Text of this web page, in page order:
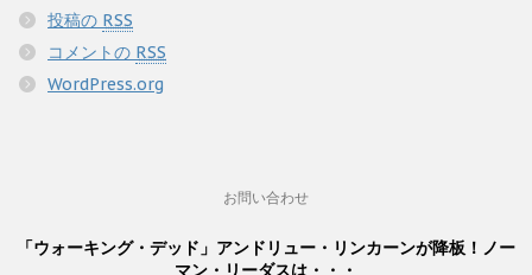
投稿の RSS
コメントの RSS
WordPress.org
お問い合わせ
「ウォーキング・デッド」アンドリュー・リンカーンが降板！ノー
マン・リーダスは・・・